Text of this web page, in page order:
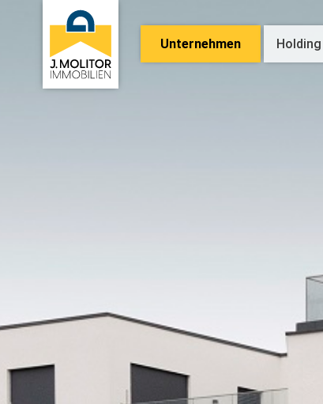
Unternehmen
News
Holding